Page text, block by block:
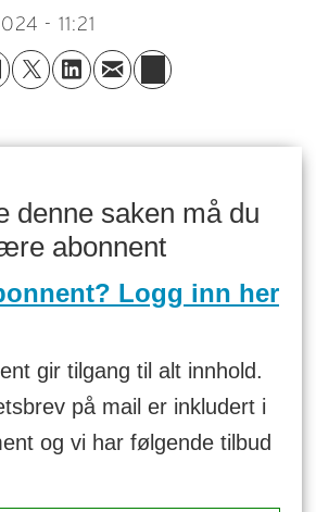
- 11:21
denne saken må du
abonnent
Logg inn her
gir tilgang til alt innhold.
på mail er inkludert i
og vi har følgende tilbud